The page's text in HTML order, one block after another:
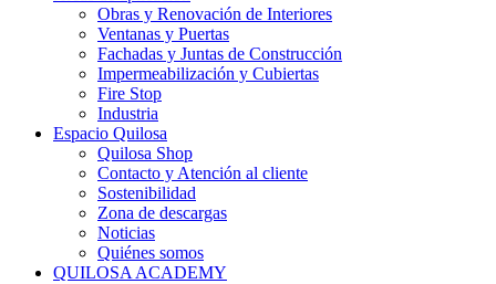
Obras y Renovación de Interiores
Ventanas y Puertas
Fachadas y Juntas de Construcción
Impermeabilización y Cubiertas
Fire Stop
Industria
Espacio Quilosa
Quilosa Shop
Contacto y Atención al cliente
Sostenibilidad
Zona de descargas
Noticias
Quiénes somos
QUILOSA ACADEMY